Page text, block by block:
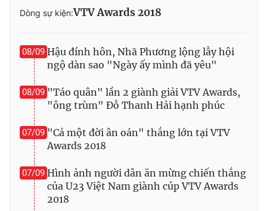
Thời báo VTV
Tổng Biên tập: Vũ Thanh Thủy
Phó Tổng Biên tập: Nguyễn Thị Mỹ Hạnh, Phạm Quốc Thắng,
Nguyễn Trọng Ninh
Tổng đài VTV:024.38 355 931 - 024.38 355 932
Ðiện thoại Thời báo VTV:
Email:toasoan@vtv.vn
Liên hệ quảng cáo:024-7300.7108
Dòng sự kiện:VTV Awards 2018
08/09 Hậu đính hôn, Nhã Phương lộng lẫy hội
ngộ dàn sao "Ngày ấy mình đã yêu"
08/09 "Táo quân" lần 2 giành giải VTV Awards,
"ông trùm" Đỗ Thanh Hải hạnh phúc
07/09 "Cả một đời ân oán" thắng lớn tại VTV
Awards 2018
07/09 Hình ảnh người dân ăn mừng chiến thắng
của U23 Việt Nam giành cúp VTV Awards
2018